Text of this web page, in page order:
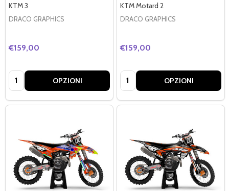
KTM 3
DRACO GRAPHICS
€159,00
Quantità: OPZIONI
KTM Motard 2
DRACO GRAPHICS
€159,00
Quantità: OPZIONI